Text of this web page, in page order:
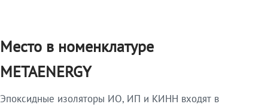
Место в номенклатуре
METAENERGY
Эпоксидные изоляторы ИО, ИП и КИНН входят в